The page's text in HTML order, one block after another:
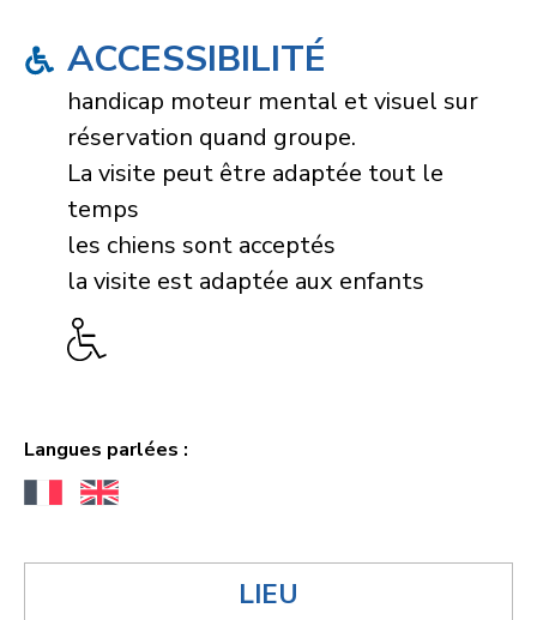
ACCESSIBILITÉ
handicap moteur mental et visuel sur
réservation quand groupe.
La visite peut être adaptée tout le
temps
les chiens sont acceptés
la visite est adaptée aux enfants
Langues parlées :
LIEU